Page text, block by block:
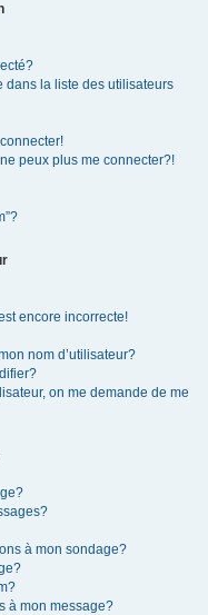
dans la liste des utilisateurs
peux plus me connecter?!
encore incorrecte!
nom d’utilisateur?
on me demande de me
à mon sondage?
à mon message?